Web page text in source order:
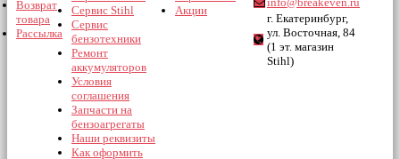
Возврат
товара
Рассылка
Сервис Stihl
Сервис
бензотехники
Ремонт
аккумуляторов
Условия
соглашения
Запчасти на
бензоагрегаты
Наши реквизиты
Как оформить
Акции
г. Екатеринбург,
ул. Восточная, 84
(1 эт. магазин
Stihl)